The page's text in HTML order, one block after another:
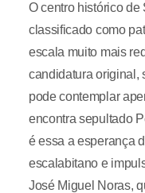
O centro histórico de
classificado como
escala muito mais
candidatura original,
pode contemplar
encontra sepultado
é essa a esperança
escalabitano e
José Miguel Noras,